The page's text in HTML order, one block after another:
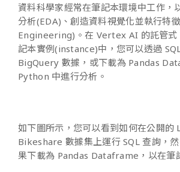
資料科學家經常在筆記本環境中工作，
分析(EDA)、創造資料視覺化並執行特
Engineering)。在 Vertex AI 的託管
記本實例(instance)中，您可以透過
BigQuery 數據，或下載為 Pandas
Python 中進行分析。
如下圖所示，您可以看到如何在公開的
Bikeshare 數據集上運行 SQL 查詢，
果下載為 Pandas Dataframe，以在筆